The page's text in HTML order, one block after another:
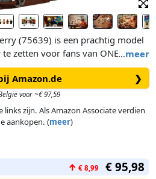
…meer
(75639) is een prachtig model
zetten voor fans van ONE PIECE
LEGO® bouwset is een
en meisjes vanaf 10 jaar en
op de Strohoedpiraten.Aan
ruimtes: een bemanningshut,
en het model wordt
aan de voorkant van het schip met
ontspant en traint op het dek en
achterkant, waar haar favoriete
Amazon.de ❯
voor ~€ 97,59
zijn. Als Amazon Associate verdien
aankopen. (meer)
↑ € 8,99 € 95,98